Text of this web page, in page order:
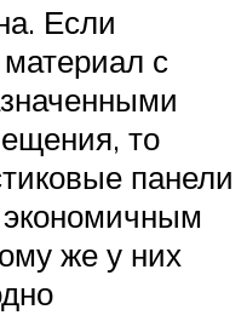
Если
материал с
то
панели
же у них